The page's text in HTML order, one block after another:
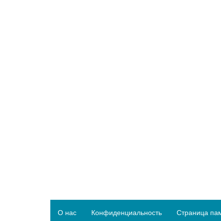
О нас Конфиденциальность Страница